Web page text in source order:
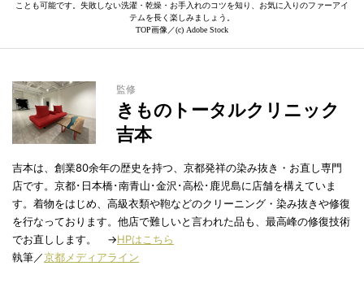
ことも可能です。失敗しない洗濯・乾燥・お手入れのコツを知り、お気に入りのファーアイ
テムを長く楽しみましょう。
TOP画像／(c) Adobe Stock
監修
きものトータルクリニック
吉本
吉本は、創業80余年の歴史を持つ、京都発祥の染み抜き・お直し専門
店です。京都･日本橋･南青山･金沢･高松･鹿児島に店舗を構えていま
す。着物をはじめ、高級衣類や鞄などのクリーニング・染み抜きや修復
を行なっております。他店で難しいと言われた品も、最高峰の修復技術
でお直しします。 →HPはこちら
執筆／京都メディアライン